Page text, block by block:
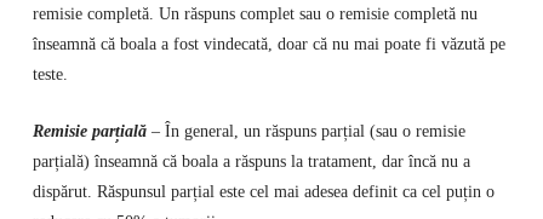
remisie completă. Un răspuns complet sau o remisie completă nu
înseamnă că boala a fost vindecată, doar că nu mai poate fi văzută pe
teste.
Remisie parțială – În general, un răspuns parțial (sau o remisie
parțială) înseamnă că boala a răspuns la tratament, dar încă nu a
dispărut. Răspunsul parțial este cel mai adesea definit ca cel puțin o